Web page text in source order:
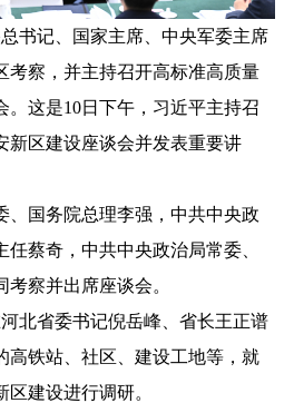
记、国家主席、中央军委主席
考察，并主持召开高标准高质量
。这是10日下午，习近平主持召
新区建设座谈会并发表重要讲
国务院总理李强，中共中央政
蔡奇，中共中央政治局常委、
察并出席座谈会。
省委书记倪岳峰、省长王正谱
高铁站、社区、建设工地等，就
建设进行调研。